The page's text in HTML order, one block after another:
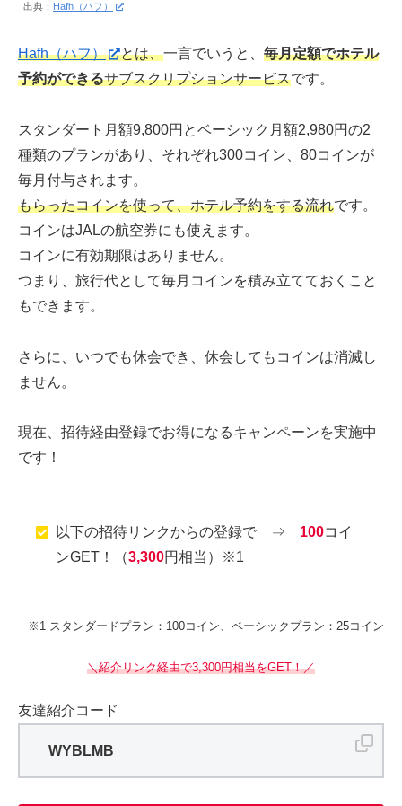
出典： Hafh（ハフ）
Hafh（ハフ） とは、一言でいうと、 毎月定額でホテル
予約ができるサブスクリプションサービスです。
スタンダート月額9,800円とベーシック月額2,980円の2
種類のプランがあり、それぞれ300コイン、80コインが
毎月付与されます。
もらったコインを使って、ホテル予約をする流れです。
コインはJALの航空券にも使えます。
コインに有効期限はありません。
つまり、旅行代として毎月コインを積み立てておくこと
もできます。
さらに、いつでも休会でき、休会してもコインは消滅し
ません。
現在、招待経由登録でお得になるキャンペーンを実施中
です！
以下の招待リンクからの登録で ⇒ 100コイ
ンGET！（3,300円相当）※1
※1 スタンダードプラン：100コイン、ベーシックプラン：25コイン
＼紹介リンク経由で3,300円相当をGET！／
友達紹介コード
WYBLMB